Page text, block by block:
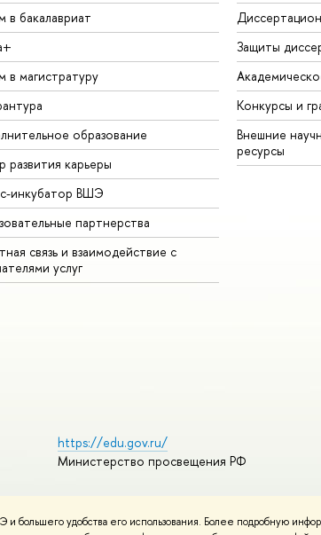
удобства его использования. Более подробную
в бакалавриат
в магистратуру
образование
развития карьеры
инкубатор ВШЭ
партнерства
связь и взаимодействие с
услуг
Защиты
Конкурсы и
Внешние
ресурсы
https://edu.gov.ru/
Министерство просвещения РФ
материалов Политика конфиденциальности